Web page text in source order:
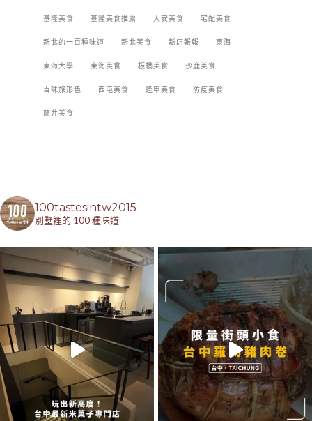
基隆美食 基隆美食推薦 大安美食 宅配美食
新北的一百種味道 新北美食 新店報報 東海
東海大學 東海美食 板橋美食 沙鹿美食
百味旅形色 西屯美食 逢甲美食 防疫美食
龍井美食
100tastesintw2015
別墅裡的 100 種味道